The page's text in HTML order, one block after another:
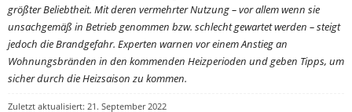
größter Beliebtheit. Mit deren vermehrter Nutzung – vor allem wenn sie
unsachgemäß in Betrieb genommen bzw. schlecht gewartet werden – steigt
jedoch die Brandgefahr. Experten warnen vor einem Anstieg an
Wohnungsbränden in den kommenden Heizperioden und geben Tipps, um
sicher durch die Heizsaison zu kommen.
Zuletzt aktualisiert: 21. September 2022